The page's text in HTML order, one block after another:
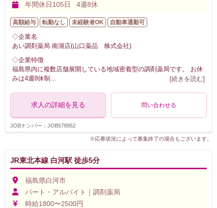
年間休日105日 4週8休
高額給与 転勤なし 未経験者OK 自動車通勤可
◇企業名
あい調剤薬局 南湖店(山口薬品 株式会社)
◇企業特徴
福島県内に複数店舗展開している地域密着型の調剤薬局です。 お休
みは4週8休制 ... [続きを読む]
求人の詳細を見る 問い合わせる
JOBナンバー：JOB578952
※応募状況によって募集終了の場合もございます。
JR東北本線 白河駅 徒歩5分
福島県白河市
パート・アルバイト｜調剤薬局
時給1800〜2500円